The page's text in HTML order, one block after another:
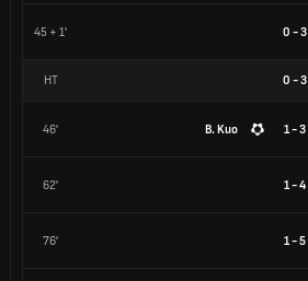
45 + 1' 0 - 3
HT 0 -3
46' B. Kuo 1 - 3
62' 1 - 4
76' 1 - 5